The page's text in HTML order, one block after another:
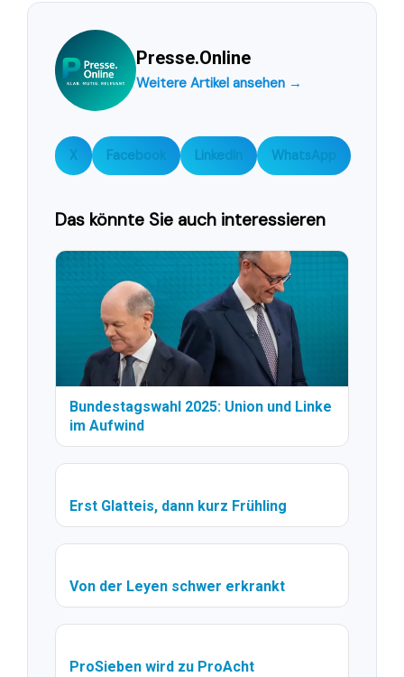
Presse.Online
Weitere Artikel ansehen →
X Facebook LinkedIn WhatsApp
Das könnte Sie auch interessieren
Bundestagswahl 2025: Union und Linke
im Aufwind
Erst Glatteis, dann kurz Frühling
Von der Leyen schwer erkrankt
ProSieben wird zu ProAcht